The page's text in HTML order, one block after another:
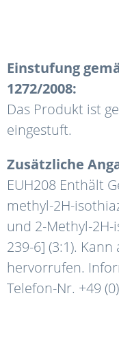
Einstufung
1272/2008:
Das Produkt ist
eingestuft.
Zusätzliche
EUH208 Enthält
methyl-2H-
und 2-Methyl-2H-
239-6] (3:1).
hervorrufen.
Telefon-Nr. +49